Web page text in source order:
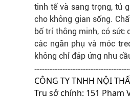
tinh tế và sang trọng, tủ
cho không gian sống.
bố trí thông minh, có sức
các ngăn phụ và móc
không chỉ đáp ứng nhu
CÔNG TY TNHH NỘI
Trụ sở chính: 151 Phạm